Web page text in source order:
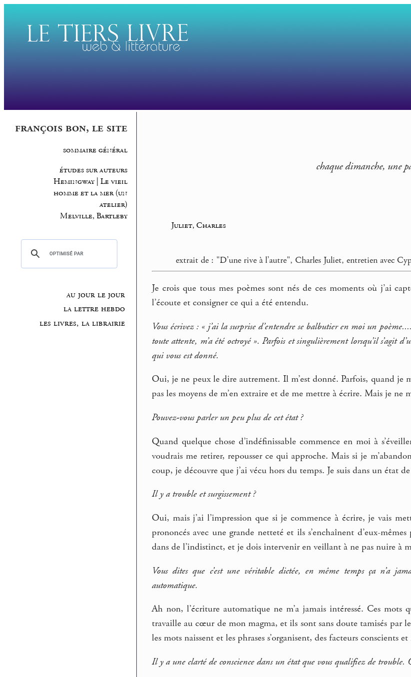
françois bon, le site
sommaire général
études sur auteurs
Hemingway | Le vieil
homme et la mer (un
atelier)
Melville, Bartleby
au jour le jour
la lettre hebdo
les livres, la librairie
chaque dimanche, une
Juliet, Charles
extrait de : "D’une rive à l’autre", Charles Juliet, entretien avec
Je crois que tous mes poèmes sont nés de ces moments où j’ai
l’écoute et consigner ce qui a été entendu.
Vous écrivez : « j’ai la surprise d’entendre se balbutier en moi un
toute attente, m’a été octroyé ». Parfois et singulièrement lorsqu’il s’agit
qui vous est donné.
Oui, je ne peux le dire autrement. Il m’est donné. Parfois, quand je
pas les moyens de m’en extraire et de me mettre à écrire. Mais je ne
Pouvez-vous parler un peu plus de cet état ?
Quand quelque chose d’indéfinissable commence en moi à
voudrais me retirer, repousser ce qui approche. Mais si je
coup, je découvre que j’ai vécu hors du temps. Je suis dans un état
Il y a trouble et surgissement ?
Oui, mais j’ai l’impression que si je commence à écrire, je vais
prononcés avec une grande netteté et ils s’enchaînent d’eux-
dans de l’indistinct, et je dois intervenir en veillant à ne pas nuire à
Vous dites que c’est une véritable dictée, en même temps ça n’a
automatique.
Ah non, l’écriture automatique ne m’a jamais intéressé. Ces
travaille au cœur de mon magma, et ils sont sans doute tamisés par
les mots naissent et les phrases s’organisent, des facteurs conscients
Il y a une clarté de conscience dans un état que vous qualifiez de trouble.